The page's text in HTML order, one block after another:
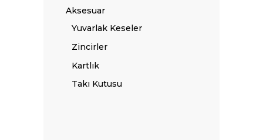
Aksesuar
Yuvarlak Keseler
Zincirler
Kartlık
Takı Kutusu